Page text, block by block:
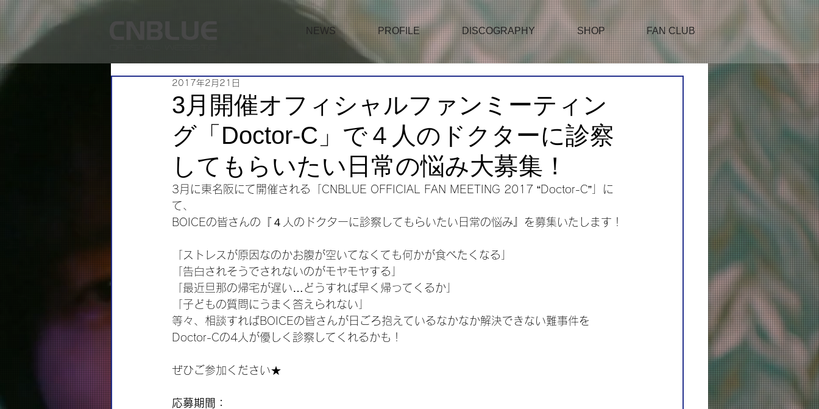
NEWS PROFILE DISCOGRAPHY SHOP FAN CLUB
3月開催オフィシャルファンミーティン
グ「Doctor-C」で４人のドクターに診察
してもらいたい日常の悩み大募集！
2017年2月21日
3月に東名阪にて開催される「CNBLUE OFFICIAL FAN MEETING 2017 “Doctor-C”」に
て、
BOICEの皆さんの『４人のドクターに診察してもらいたい日常の悩み』を募集いたします！
「ストレスが原因なのかお腹が空いてなくても何かが食べたくなる」
「告白されそうでされないのがモヤモヤする」
「最近旦那の帰宅が遅い…どうすれば早く帰ってくるか」
「子どもの質問にうまく答えられない」
等々、相談すればBOICEの皆さんが日ごろ抱えているなかなか解決できない難事件を
Doctor-Cの4人が優しく診察してくれるかも！
ぜひご参加ください★
応募期間：